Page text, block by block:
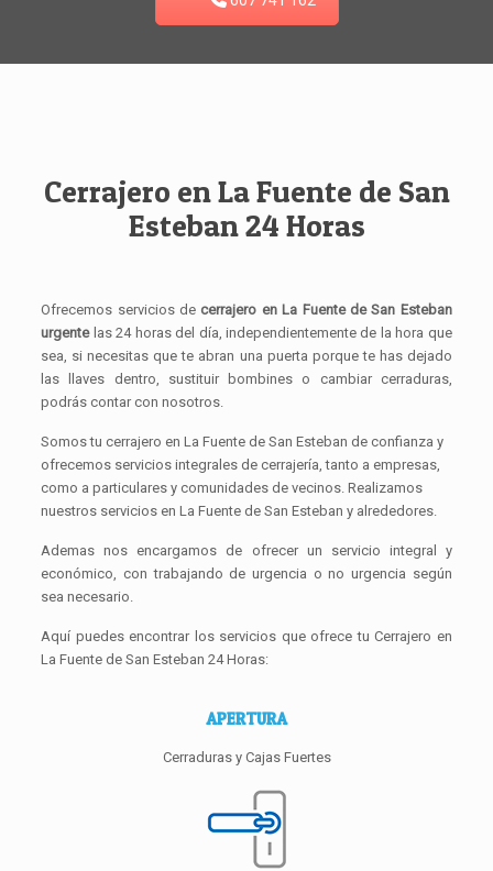
Cerrajero en La Fuente de San
Esteban 24 Horas
Ofrecemos servicios de cerrajero en La Fuente de San Esteban
urgentelas 24 horas del día, independientemente de la hora que
sea, si necesitas que te abran una puerta porque te has dejado
las llaves dentro, sustituir bombines o cambiar cerraduras,
podrás contar con nosotros.
Somos tu cerrajero en La Fuente de San Esteban de confianza y
ofrecemos servicios integrales de cerrajería, tanto a empresas,
como a particulares y comunidades de vecinos. Realizamos
nuestros servicios en La Fuente de San Esteban y alrededores.
Ademas nos encargamos de ofrecer un servicio integral y
económico, con trabajando de urgencia o no urgencia según
sea necesario.
Aquí puedes encontrar los servicios que ofrece tu Cerrajero en
La Fuente de San Esteban 24 Horas:
APERTURA
Cerraduras y Cajas Fuertes